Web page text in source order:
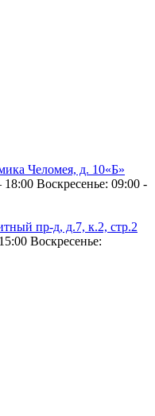
Челомея, д. 10«Б»
18:00 Воскресенье: 09:00 -
пр-д, д.7, к.2, стр.2
Воскресенье: